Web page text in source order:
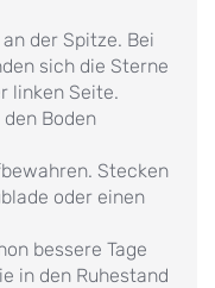
der Spitze. Bei
sich die Sterne
linken Seite.
Boden
Stecken
oder einen
bessere Tage
in den Ruhestand